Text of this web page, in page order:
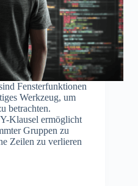
Fensterfunktionen
Werkzeug, um
betrachten.
Klausel ermöglicht
Gruppen zu
Zeilen zu verlieren